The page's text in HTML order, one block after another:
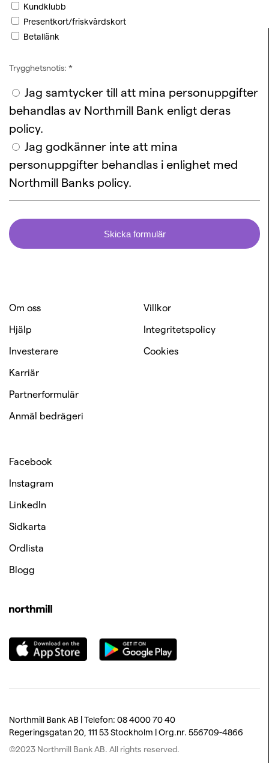
Kundklubb
Presentkort/friskvårdskort
Betallänk
Trygghetsnotis: *
Jag samtycker till att mina personuppgifter
behandlas av Northmill Bank enligt deras
policy.
Jag godkänner inte att mina
personuppgifter behandlas i enlighet med
Northmill Banks policy.
Skicka formulär
Om oss
Hjälp
Investerare
Karriär
Partnerformulär
Anmäl bedrägeri
Villkor
Integritetspolicy
Cookies
Facebook
Instagram
LinkedIn
Sidkarta
Ordlista
Blogg
Northmill Bank AB | Telefon: 08 4000 70 40
Regeringsgatan 20, 111 53 Stockholm ​ |Org.nr. 556709-4866
©2023 Northmill Bank AB. All rights reserved.